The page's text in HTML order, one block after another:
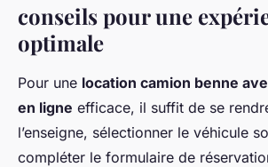
conseils pour une
optimale
Pour une location camion benne
en ligne efficace, il suffit de se
l’enseigne, sélectionner le véhicule
compléter le formulaire de